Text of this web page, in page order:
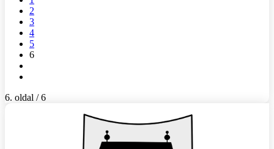
2
3
4
5
6
6. oldal / 6